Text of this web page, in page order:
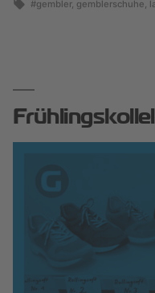
#gembler, gemblerschuhe